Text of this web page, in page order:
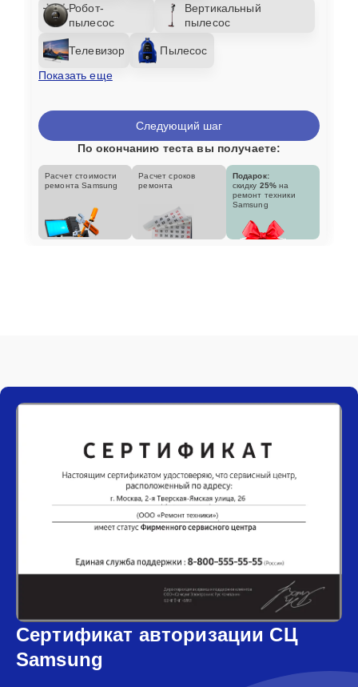
Робот-
пылесос
Вертикальный
пылесос
Телевизор
Пылесос
Показать еще
Следующий шаг
По окончанию теста вы получаете:
Расчет стоимости
ремонта Samsung
Расчет сроков
ремонта
Подарок:
скидку 25% на
ремонт техники
Samsung
Сертификат авторизации СЦ
Samsung